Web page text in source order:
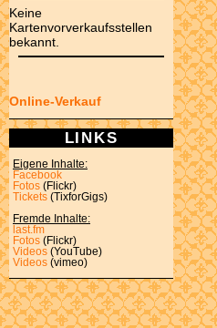
Keine
Kartenvorverkaufsstellen
bekannt.
Online-Verkauf
LINKS
Eigene Inhalte:
Facebook
Fotos (Flickr)
Tickets (TixforGigs)
Fremde Inhalte:
last.fm
Fotos (Flickr)
Videos (YouTube)
Videos (vimeo)